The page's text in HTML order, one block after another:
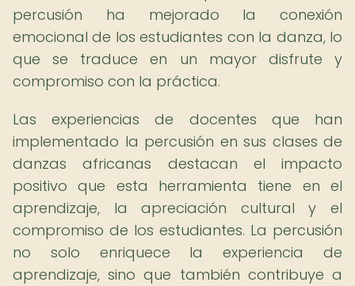
percusión ha mejorado la conexión
emocional de los estudiantes con la danza, lo
que se traduce en un mayor disfrute y
compromiso con la práctica.
Las experiencias de docentes que han
implementado la percusión en sus clases de
danzas africanas destacan el impacto
positivo que esta herramienta tiene en el
aprendizaje, la apreciación cultural y el
compromiso de los estudiantes. La percusión
no solo enriquece la experiencia de
aprendizaje, sino que también contribuye a